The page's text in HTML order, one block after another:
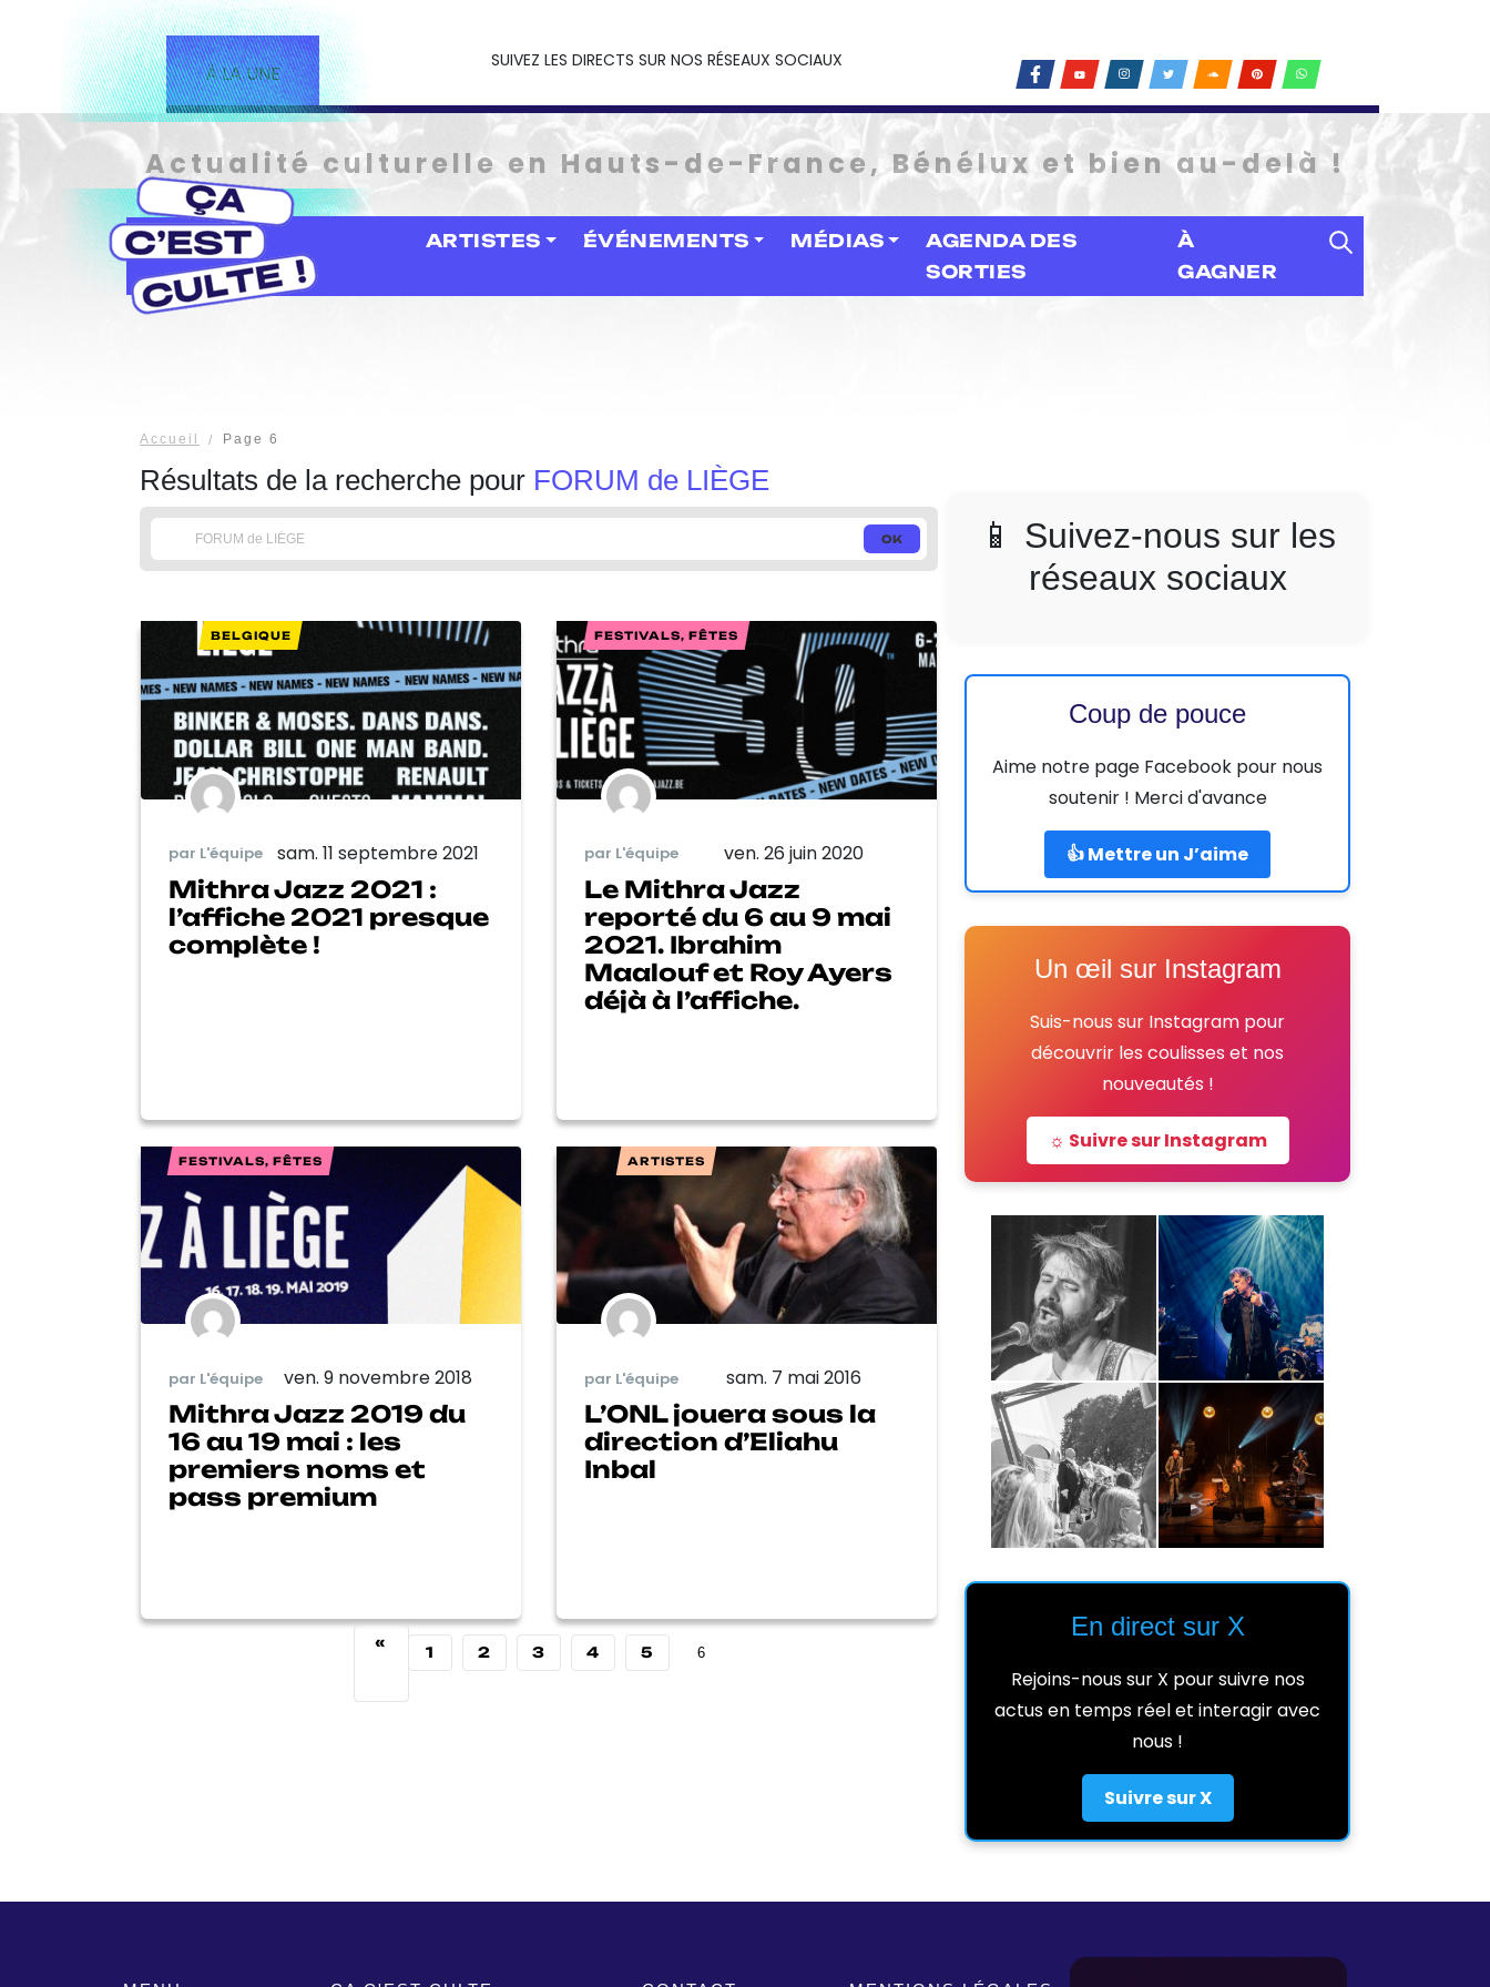
À LA UNE
SUIVEZ LES DIRECTS SUR NOS RÉSEAUX SOCIAUX
Actualité culturelle en Hauts-de-France, Bénélux et bien au-delà !
ARTISTES ÉVÉNEMENTS MÉDIAS
AGENDA DES
SORTIES
À
GAGNER
Accueil Page 6
Résultats de la recherche pour FORUM de LIÈGE
BELGIQUE
par L'équipe sam. 11 septembre 2021
Mithra Jazz 2021 :
l’affiche 2021 presque
complète !
FESTIVALS, FÊTES
par L'équipe ven. 26 juin 2020
Le Mithra Jazz
reporté du 6 au 9 mai
2021. Ibrahim
Maalouf et Roy Ayers
déjà à l’affiche.
FESTIVALS, FÊTES
par L'équipe ven. 9 novembre 2018
Mithra Jazz 2019 du
16 au 19 mai : les
premiers noms et
pass premium
ARTISTES
par L'équipe sam. 7 mai 2016
L’ONL jouera sous la
direction d’Eliahu
Inbal
«
1 2 3 4 5 6
📱 Suivez-nous sur les
réseaux sociaux
Coup de pouce
Aime notre page Facebook pour nous
soutenir ! Merci d'avance
👍 Mettre un J’aime
Un œil sur Instagram
Suis-nous sur Instagram pour
découvrir les coulisses et nos
nouveautés !
☼ Suivre sur Instagram
En direct sur X
Rejoins-nous sur X pour suivre nos
actus en temps réel et interagir avec
nous !
Suivre sur X